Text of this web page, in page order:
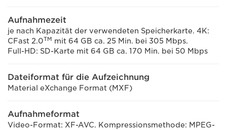
Aufnahmezeit
je nach Kapazität der verwendeten Speicherkarte. 4K:
CFast 2.0TM mit 64 GB ca. 25 Min. bei 305 Mbps.
Full-HD: SD-Karte mit 64 GB ca. 170 Min. bei 50 Mbps
Dateiformat für die Aufzeichnung
Material eXchange Format (MXF)
Aufnahmeformat
Video-Format: XF-AVC. Kompressionsmethode: MPEG-